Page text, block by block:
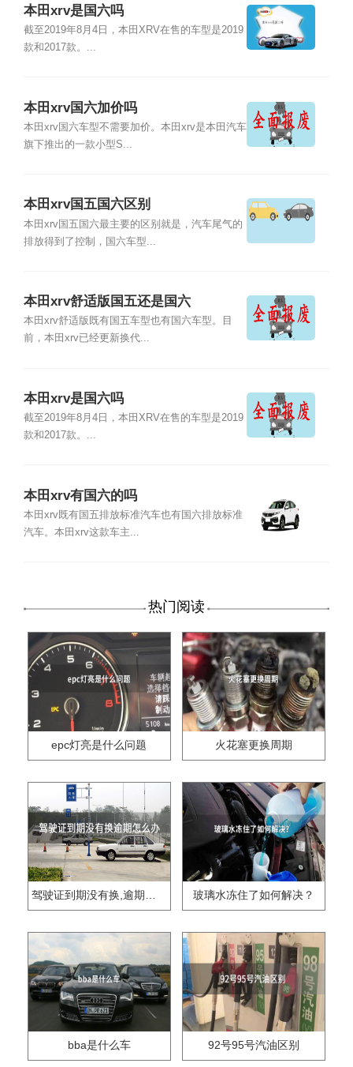
本田xrv是国六吗
截至2019年8月4日，本田XRV在售的车型是2019
款和2017款。...
本田xrv国六加价吗
本田xrv国六车型不需要加价。本田xrv是本田汽车
旗下推出的一款小型S...
本田xrv国五国六区别
本田xrv国五国六最主要的区别就是，汽车尾气的
排放得到了控制，国六车型...
本田xrv舒适版国五还是国六
本田xrv舒适版既有国五车型也有国六车型。目
前，本田xrv已经更新换代...
本田xrv是国六吗
截至2019年8月4日，本田XRV在售的车型是2019
款和2017款。...
本田xrv有国六的吗
本田xrv既有国五排放标准汽车也有国六排放标准
汽车。本田xrv这款车主...
热门阅读
epc灯亮是什么问题 火花塞更换周期
驾驶证到期没有换,逾期怎么办?? 玻璃水冻住了如何解决？
bba是什么车 92号95号汽油区别